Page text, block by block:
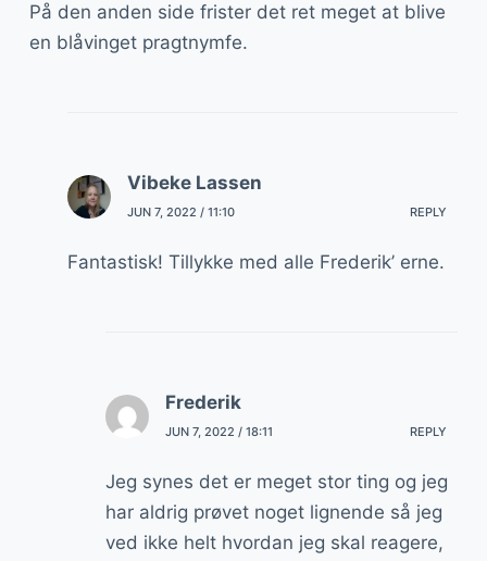
På den anden side frister det ret meget at blive
en blåvinget pragtnymfe.
Vibeke Lassen
JUN 7, 2022 / 11:10 REPLY
Fantastisk! Tillykke med alle Frederik’ erne.
Frederik
JUN 7, 2022 / 18:11 REPLY
Jeg synes det er meget stor ting og jeg
har aldrig prøvet noget lignende så jeg
ved ikke helt hvordan jeg skal reagere,